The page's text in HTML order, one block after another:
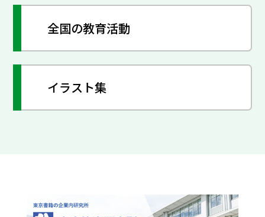
全国の教育活動
イラスト集